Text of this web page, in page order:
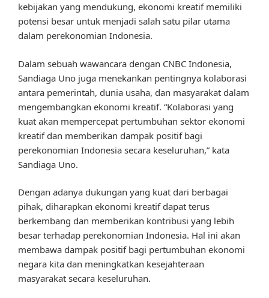
kebijakan yang mendukung, ekonomi kreatif memiliki
potensi besar untuk menjadi salah satu pilar utama
dalam perekonomian Indonesia.
Dalam sebuah wawancara dengan CNBC Indonesia,
Sandiaga Uno juga menekankan pentingnya kolaborasi
antara pemerintah, dunia usaha, dan masyarakat dalam
mengembangkan ekonomi kreatif. “Kolaborasi yang
kuat akan mempercepat pertumbuhan sektor ekonomi
kreatif dan memberikan dampak positif bagi
perekonomian Indonesia secara keseluruhan,” kata
Sandiaga Uno.
Dengan adanya dukungan yang kuat dari berbagai
pihak, diharapkan ekonomi kreatif dapat terus
berkembang dan memberikan kontribusi yang lebih
besar terhadap perekonomian Indonesia. Hal ini akan
membawa dampak positif bagi pertumbuhan ekonomi
negara kita dan meningkatkan kesejahteraan
masyarakat secara keseluruhan.